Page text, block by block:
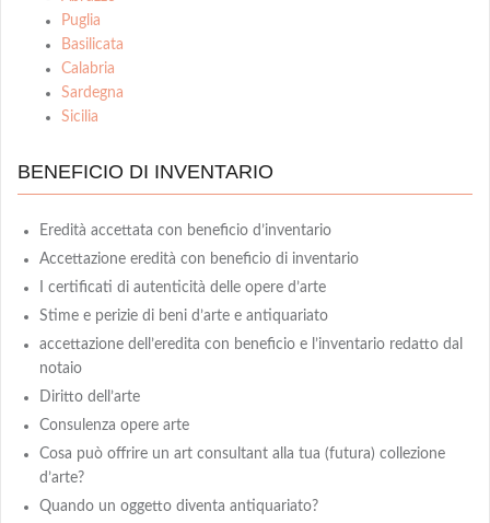
Puglia
Basilicata
Calabria
Sardegna
Sicilia
BENEFICIO DI INVENTARIO
Eredità accettata con beneficio d’inventario
Accettazione eredità con beneficio di inventario
I certificati di autenticità delle opere d’arte
Stime e perizie di beni d’arte e antiquariato
accettazione dell’eredita con beneficio e l’inventario redatto dal
notaio
Diritto dell’arte
Consulenza opere arte
Cosa può offrire un art consultant alla tua (futura) collezione
d’arte?
Quando un oggetto diventa antiquariato?